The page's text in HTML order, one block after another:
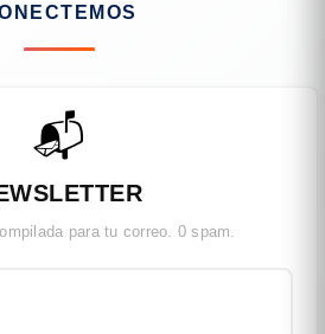
📬
para tu correo. 0 spam.